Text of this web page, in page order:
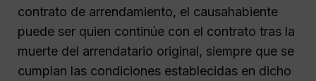
contrato de arrendamiento, el causahabiente
puede ser quien continúe con el contrato tras la
muerte del arrendatario original, siempre que se
cumplan las condiciones establecidas en dicho